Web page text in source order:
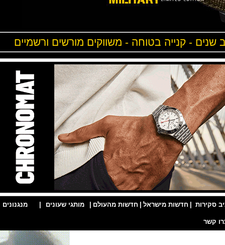
- קנייה בטוחה - משווקים מורשים ורשמיים
| חדשות מישראל | חדשות מהעולם | מותגי שעונים | מנגנונים |